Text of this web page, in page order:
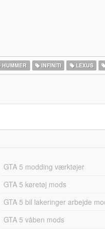
HUMMER INFINITI LEXUS
GTA 5 modding værktøjer
GTA 5 køretøj mods
GTA 5 bil lakeringer arbejde
GTA 5 våben mods